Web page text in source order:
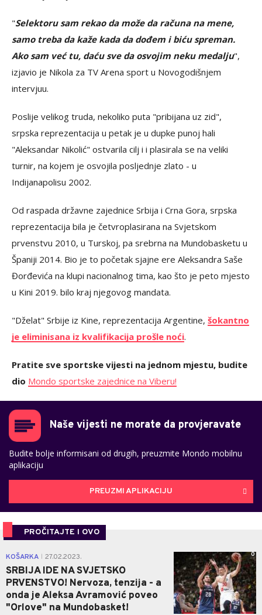
"Selektoru sam rekao da može da računa na mene,
samo treba da kaže kada da dođem i biću spreman.
Ako sam već tu, daću sve da osvojim neku medalju",
izjavio je Nikola za TV Arena sport u Novogodišnjem
intervjuu.
Poslije velikog truda, nekoliko puta "pribijana uz zid",
srpska reprezentacija u petak je u dupke punoj hali
"Aleksandar Nikolić" ostvarila cilj i i plasirala se na veliki
turnir, na kojem je osvojila posljednje zlato - u
Indijanapolisu 2002.
Od raspada državne zajednice Srbija i Crna Gora, srpska
reprezentacija bila je četvroplasirana na Svjetskom
prvenstvu 2010, u Turskoj, pa srebrna na Mundobasketu u
Španiji 2014. Bio je to početak sjajne ere Aleksandra Saše
Đorđevića na klupi nacionalnog tima, kao što je peto mjesto
u Kini 2019. bilo kraj njegovog mandata.
"Dželat" Srbije iz Kine, reprezentacija Argentine, šokantno
je eliminisana iz kvalifikacija prošle noći.
Pratite sve sportske vijesti na jednom mjestu, budite
dio Mondo sportske zajednice na Viberu!
Naše vijesti ne morate da provjeravate
Budite bolje informisani od drugih, preuzmite Mondo mobilnu
aplikaciju
PREUZMI APLIKACIJU
PROČITAJTE I OVO
KOŠARKA 27.02.2023.
SRBIJA IDE NA SVJETSKO
PRVENSTVO! Nervoza, tenzija - a
onda je Aleksa Avramović poveo
"Orlove" na Mundobasket!
0